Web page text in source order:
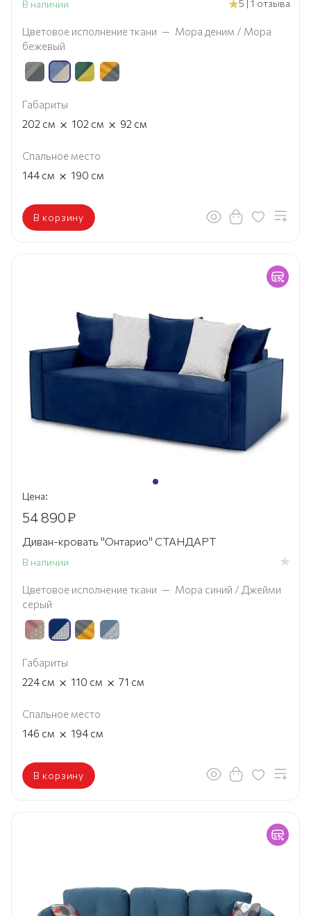
В наличии 5 | 1 отзыва
Цветовое исполнение ткани — Мора деним / Мора
бежевый
Габариты
202 см × 102 см × 92 см
Спальное место
144 см × 190 см
В корзину
Цена:
54 890₽
Диван-кровать "Онтарио" СТАНДАРТ
В наличии
Цветовое исполнение ткани — Мора синий / Джейми
серый
Габариты
224 см × 110 см × 71 см
Спальное место
146 см × 194 см
В корзину